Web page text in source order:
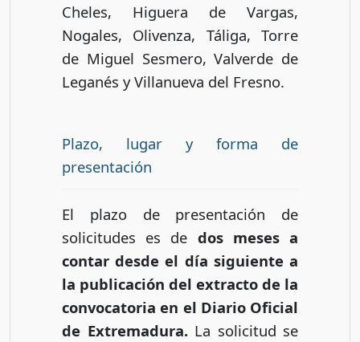
Cheles, Higuera de Vargas,
Nogales, Olivenza, Táliga, Torre
de Miguel Sesmero, Valverde de
Leganés y Villanueva del Fresno.
Plazo, lugar y forma de
presentación
El plazo de presentación de
solicitudes es de dos meses a
contar desde el día siguiente a
la publicación del extracto de la
convocatoria en el Diario Oficial
de Extremadura.La solicitud se